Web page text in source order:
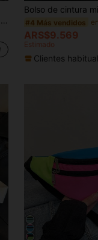
#4 Más vendidos
ARS$9.569
Estimado
Clientes